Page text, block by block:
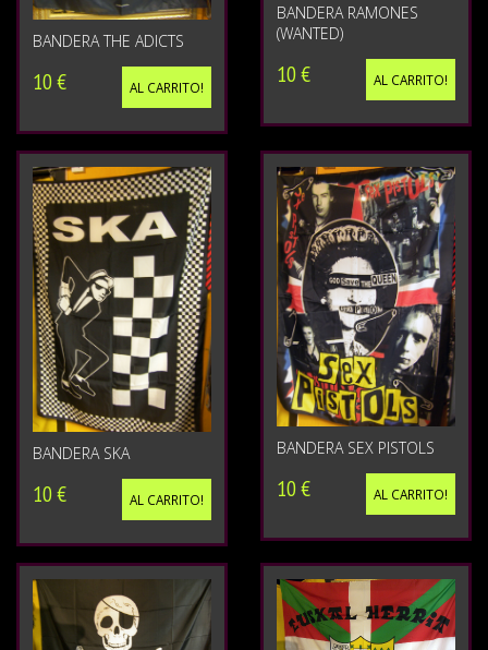
BANDERA THE ADICTS
10 € AL CARRITO!
BANDERA RAMONES
(WANTED)
10 € AL CARRITO!
BANDERA SKA
10 € AL CARRITO!
BANDERA SEX PISTOLS
10 € AL CARRITO!